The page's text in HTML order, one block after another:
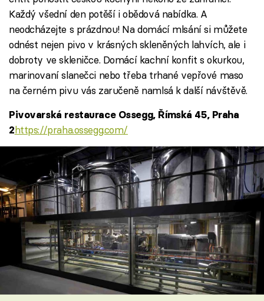
Každý všední den potěší i obědová nabídka. A
neodcházejte s prázdnou! Na domácí mlsání si můžete
odnést nejen pivo v krásných skleněných lahvích, ale i
dobroty ve skleničce. Domácí kachní konfit s okurkou,
marinovaní slanečci nebo třeba trhané vepřové maso
na černém pivu vás zaručeně namlsá k další návštěvě.
Pivovarská restaurace Ossegg, Římská 45, Praha
2https://praha.ossegg.com/